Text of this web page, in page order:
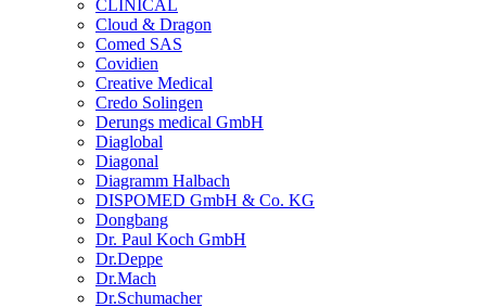
CLINICAL
Cloud & Dragon
Comed SAS
Covidien
Creative Medical
Credo Solingen
Derungs medical GmbH
Diaglobal
Diagonal
Diagramm Halbach
DISPOMED GmbH & Co. KG
Dongbang
Dr. Paul Koch GmbH
Dr.Deppe
Dr.Mach
Dr.Schumacher